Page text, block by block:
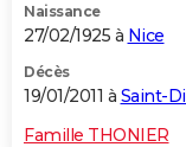
Naissance
27/02/1925 à Nice
Décès
19/01/2011 à Saint-
Famille THONIER